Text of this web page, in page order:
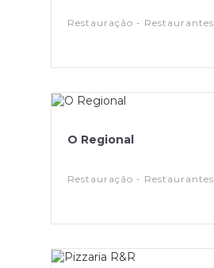
Restauração - Restaurantes
O Regional
Restauração - Restaurantes